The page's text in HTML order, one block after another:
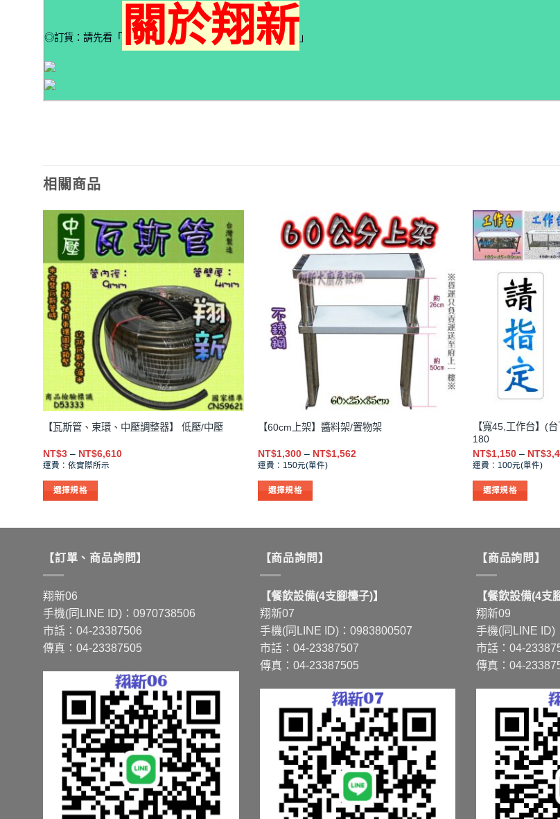
◎訂貨：請先看「 關於翔新 」
相關商品
【瓦斯管、束環、中壓調整器】 低壓/中壓
NT$3 – NT$6,610價
運費：依實際所示
選擇規格
有
款
式。
可
在
【60cm上架】醬料架/置物架
NT$1,300 – NT$1,562價
運費：150元(單件)
選擇規格
式。
可
在
產
【寬45,工作台】(
180
NT$1,150 – NT$
運費：100元(單件)
選擇規格
式。
可
在
產
【訂單、商品詢問】
翔新06
手機(同LINE ID)：0970738506
市話：04-23387506
傳真：04-23387505
【商品詢問】
【餐飲設備(4支腳檯子)】
翔新07
手機(同LINE ID)：0983800507
市話：04-23387507
傳真：04-23387505
【商品詢問】
【餐飲設備(4支
翔新09
手機(同LINE ID)
市話：04-
傳真：04-